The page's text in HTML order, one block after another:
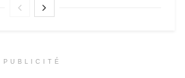
PUBLICITÉ